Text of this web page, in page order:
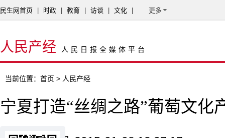
民生网首页 时政 教育 访谈 文化 更多
人民产经 人民日报全媒体平台
当前位置： 首页 > 人民产经
宁夏打造“丝绸之路”葡萄文化